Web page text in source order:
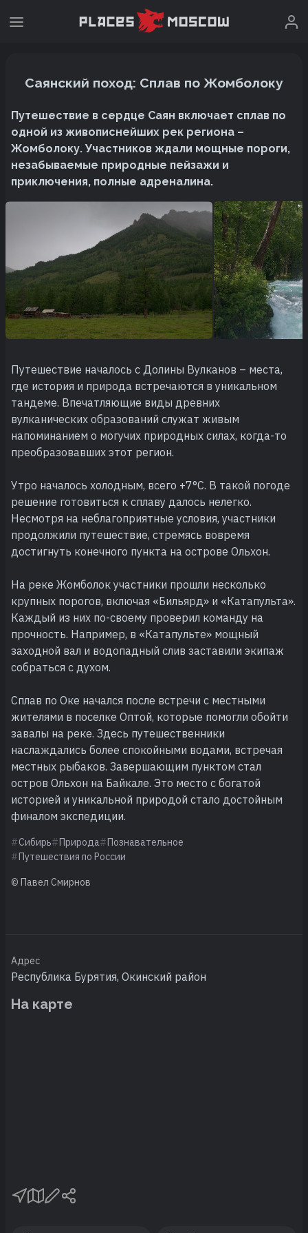
Саянский поход: Сплав по Жомболоку
Путешествие в сердце Саян включает сплав по
одной из живописнейших рек региона –
Жомболоку. Участников ждали мощные пороги,
незабываемые природные пейзажи и
приключения, полные адреналина.
Путешествие началось с Долины Вулканов – места,
где история и природа встречаются в уникальном
тандеме. Впечатляющие виды древних
вулканических образований служат живым
напоминанием о могучих природных силах, когда-то
преобразовавших этот регион.
Утро началось холодным, всего +7°C. В такой погоде
решение готовиться к сплаву далось нелегко.
Несмотря на неблагоприятные условия, участники
продолжили путешествие, стремясь вовремя
достигнуть конечного пункта на острове Ольхон.
На реке Жомболок участники прошли несколько
крупных порогов, включая «Бильярд» и «Катапульта».
Каждый из них по-своему проверил команду на
прочность. Например, в «Катапульте» мощный
заходной вал и водопадный слив заставили экипаж
собраться с духом.
Сплав по Оке начался после встречи с местными
жителями в поселке Оптой, которые помогли обойти
завалы на реке. Здесь путешественники
наслаждались более спокойными водами, встречая
местных рыбаков. Завершающим пунктом стал
остров Ольхон на Байкале. Это место с богатой
историей и уникальной природой стало достойным
финалом экспедиции.
Сибирь Природа
Познавательное
Путешествия по России
© Павел Смирнов
Адрес
Республика Бурятия, Окинский район
На карте